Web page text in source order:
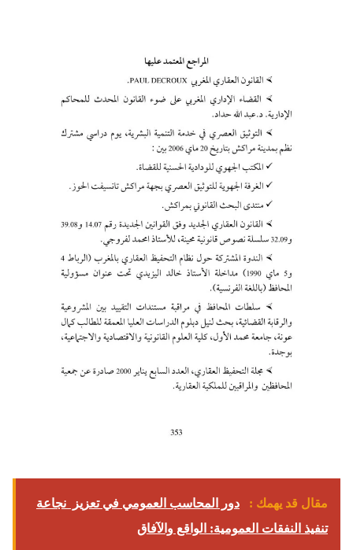
مقال قد يهمك :
دور المحاسب العمومي في تعزيز نجاعة
تنفيذ النفقات العمومية: الواقع والآفاق